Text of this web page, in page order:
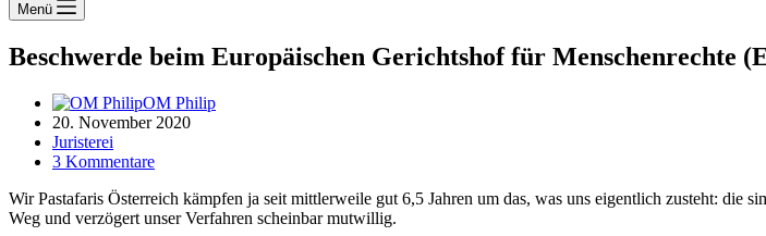
Menü
Beschwerde beim Europäischen Gerichtshof für Menschenrechte
OM Philip
20. November 2020
Juristerei
3 Kommentare
Wir Pastafaris Österreich kämpfen ja seit mittlerweile gut 6,5 Jahren um das, was uns eigentlich zusteht: die
Weg und verzögert unser Verfahren scheinbar mutwillig.